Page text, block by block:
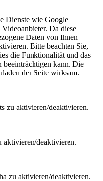
Dienste wie Google
Da diese
Daten von Ihnen
Bitte beachten Sie,
die Funktionalität und das
beeinträchtigen kann. Die
der Seite wirksam.
zu aktivieren/deaktivieren.
deaktivieren.
zu aktivieren/deaktivieren.